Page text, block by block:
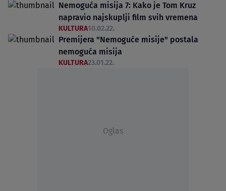
Nemoguća misija 7: Kako je Tom Kruz
napravio najskuplji film svih vremena
KULTURA10.02.22.
Premijera "Nemoguće misije" postala
nemoguća misija
KULTURA23.01.22.
Oglas